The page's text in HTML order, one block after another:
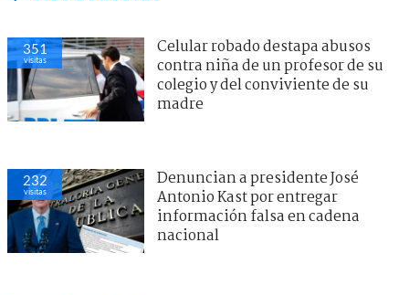
351
visitas
Celular robado destapa abusos
contra niña de un profesor de su
colegio y del conviviente de su
madre
232
visitas
Denuncian a presidente José
Antonio Kast por entregar
información falsa en cadena
nacional